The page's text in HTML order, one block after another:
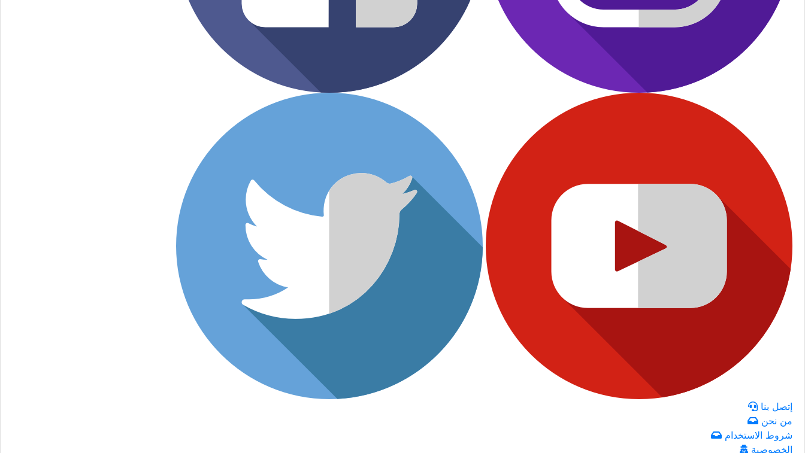
إتصل بنا
من نحن
شروط الاستخدام
الخصوصية